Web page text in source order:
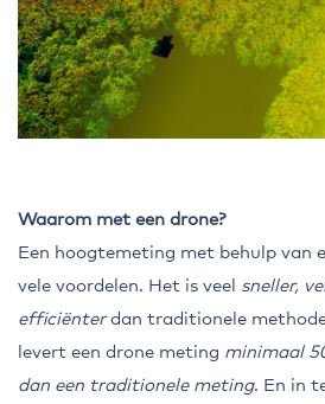
Waarom met een drone?
Een hoogtemeting met behulp van
vele voordelen. Het is veel sneller,
efficiënterdan traditionele
levert een drone meting minimaal
dan een traditionele meting. En in